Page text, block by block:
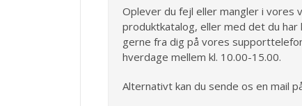
Oplever du fejl eller mangler i vores
produktkatalog, eller med det du
gerne fra dig på vores
hverdage mellem kl. 10.00-15.00.
Alternativt kan du sende os en mail